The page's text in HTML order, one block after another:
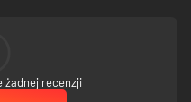
żadnej recenzji